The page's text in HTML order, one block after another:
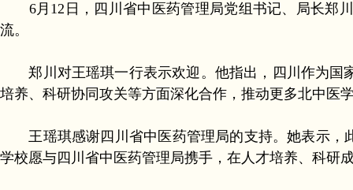
6月12日，四川省中医药管理局党组书记、局长郑
流。
郑川对王瑶琪一行表示欢迎。他指出，四川作为国
培养、科研协同攻关等方面深化合作，推动更多北中医
王瑶琪感谢四川省中医药管理局的支持。她表示，
学校愿与四川省中医药管理局携手，在人才培养、科研